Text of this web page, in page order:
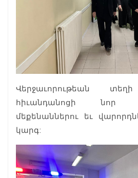
Վերջաւորութեան
հիւանդանոցի նոր
մեքենաններու եւ
կարգ: